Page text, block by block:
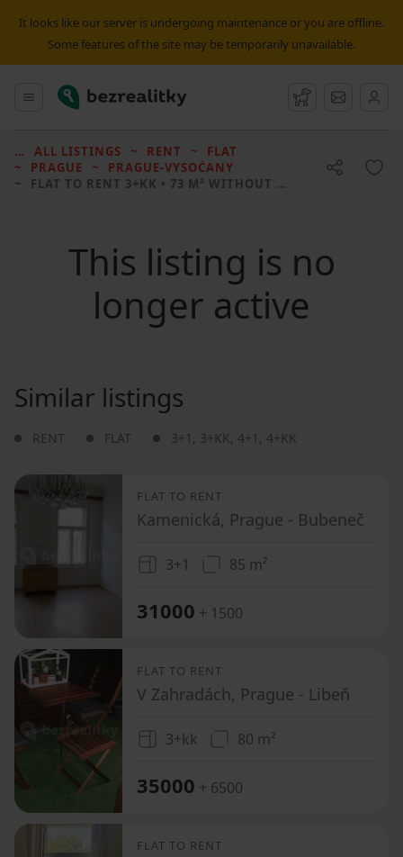
It looks like our server is undergoing maintenance or you are offline.
Some features of the site may be temporarily unavailable.
Main menu
Bezrealitky Watchdog
ALL LISTINGS RENT
FLAT
PRAGUE
PRAGUE-VYSOČANY
FLAT TO RENT 3+KK • 73 M² WITHOUT REAL ESTATE
This listing is no
longer active
Similar listings
RENT FLAT 3+1 , 3+KK, 4+1 , 4+KK
FLAT TO RENT
Kamenická, Prague - Bubeneč
3+1 85 m²
31000 + 1500
FLAT TO RENT
V Zahradách, Prague - Libeň
3+kk 80 m²
35000 + 6500
FLAT TO RENT